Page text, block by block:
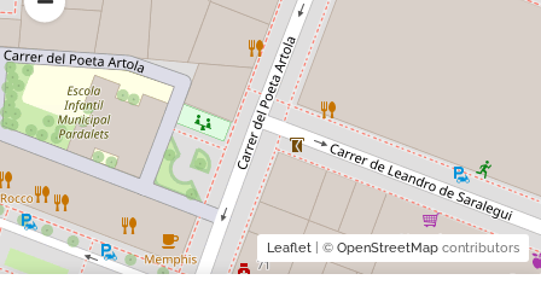
Leaflet | © OpenStreetMap contributors